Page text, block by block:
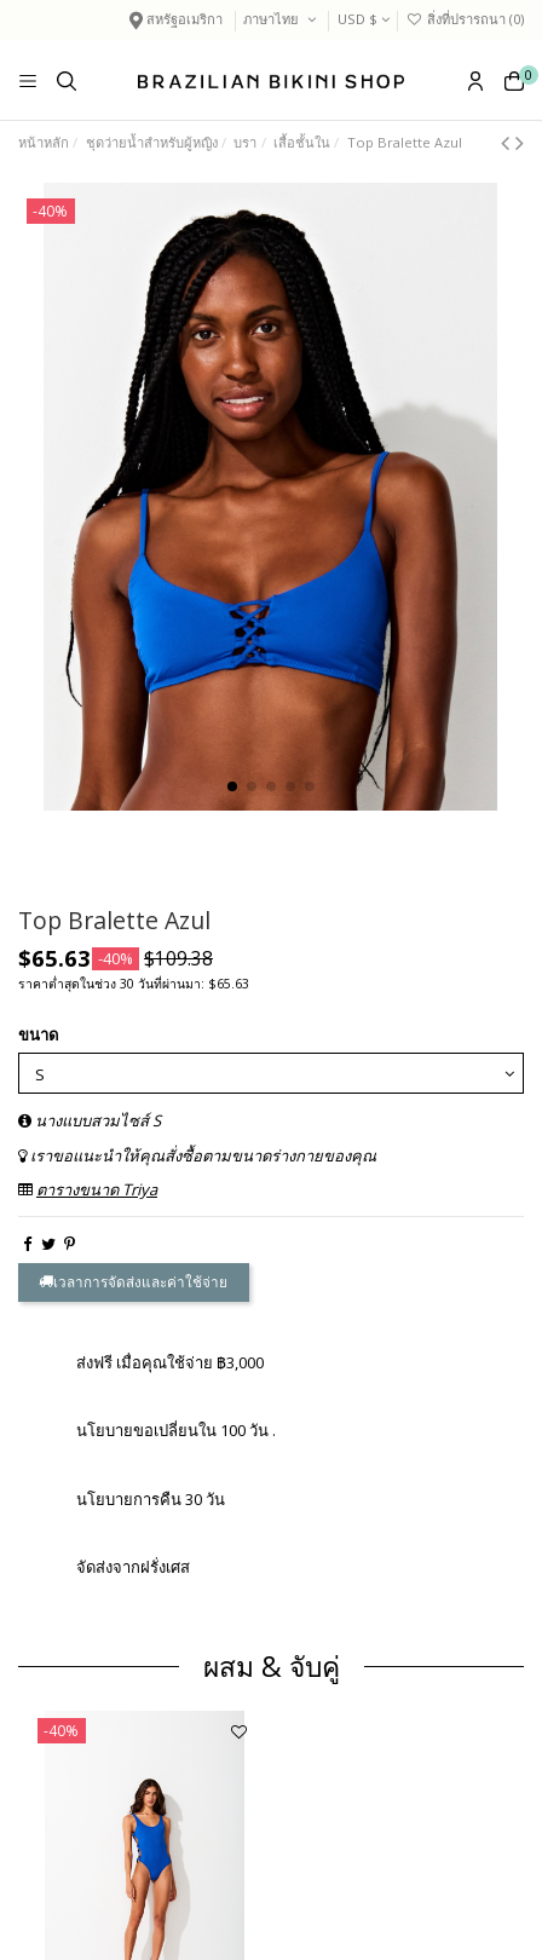
สหรัฐอเมริกา ภาษาไทย USD $ สิ่งที่ปรารถนา (0)
0
หน้าหลัก ชุดว่ายน้ำสำหรับผู้หญิง บรา เสื้อชั้นใน Top Bralette Azul
-40%
Top Bralette Azul
$65.63 -40% $109.38
ราคาต่ำสุดในช่วง 30 วันที่ผ่านมา: $65.63
ขนาด
นางแบบสวมไซส์ S
เราขอแนะนำให้คุณสั่งซื้อตามขนาดร่างกายของคุณ
ตารางขนาด Triya
เวลาการจัดส่งและค่าใช้จ่าย
ส่งฟรี เมื่อคุณใช้จ่าย ฿3,000
นโยบายขอเปลี่ยนใน 100 วัน .
นโยบายการคืน 30 วัน
จัดส่งจากฝรั่งเศส
ผสม & จับคู่
-40%